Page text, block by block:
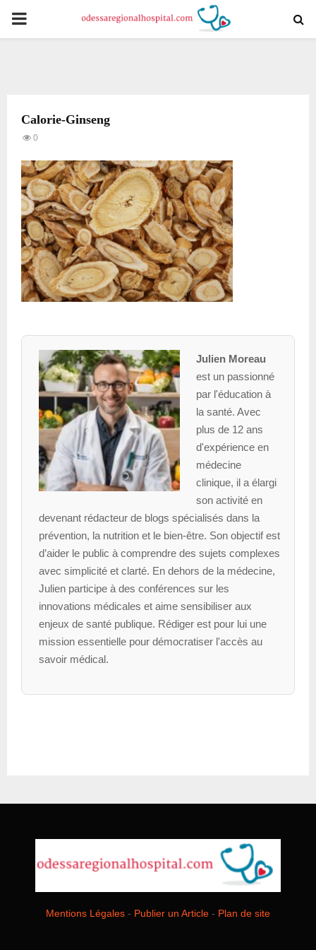
PRIMARY
Calorie-Ginseng
0
Julien Moreau
est un passionné
par l'éducation à
la santé. Avec
plus de 12 ans
d'expérience en
médecine
clinique, il a élargi
son activité en
devenant rédacteur de blogs spécialisés dans la
prévention, la nutrition et le bien-être. Son objectif est
d’aider le public à comprendre des sujets complexes
avec simplicité et clarté. En dehors de la médecine,
Julien participe à des conférences sur les
innovations médicales et aime sensibiliser aux
enjeux de santé publique. Rédiger est pour lui une
mission essentielle pour démocratiser l'accès au
savoir médical.
Mentions Légales - Publier un Article - Plan de site